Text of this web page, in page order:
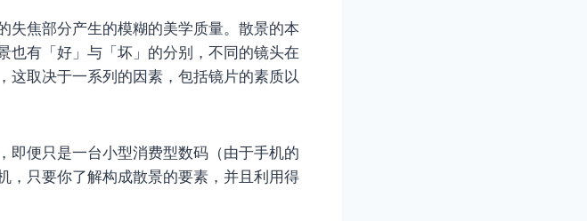
失焦部分产生的模糊的美学质量。散景的本
也有「好」与「坏」的分别，不同的镜头在
这取决于一系列的因素，包括镜片的素质以
即便只是一台小型消费型数码（由于手机的
，只要你了解构成散景的要素，并且利用得